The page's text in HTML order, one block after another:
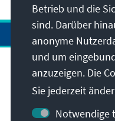
Anschrift
Kontakt
Betrieb und die
sind. Darüber
anonyme
und um
anzuzeigen. Die
Sie jederzeit
Notwendige